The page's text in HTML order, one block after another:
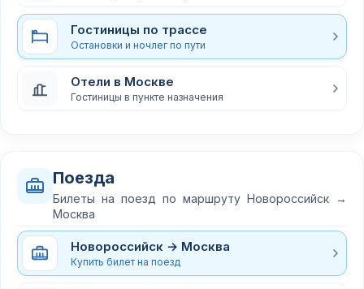
Гостиницы по трассе
Остановки и ночлег по пути
Отели в Москве
Гостиницы в пункте назначения
Поезда
Билеты на поезд по маршруту Новороссийск →
Москва
Новороссийск → Москва
Купить билет на поезд